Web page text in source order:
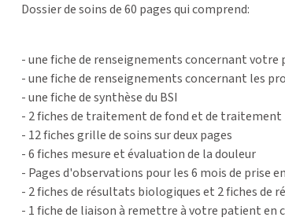
Dossier de soins de 60 pages qui comprend:
- une fiche de renseignements concernant votre
- une fiche de renseignements concernant les
- une fiche de synthèse du BSI
- 2 fiches de traitement de fond et de
- 12 fiches grille de soins sur deux pages
- 6 fiches mesure et évaluation de la douleur
- Pages d'observations pour les 6 mois de prise
- 2 fiches de résultats biologiques et 2 fiches de
- 1 fiche de liaison à remettre à votre patient en